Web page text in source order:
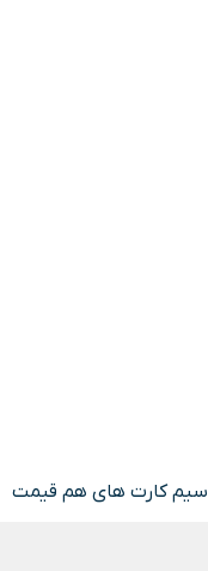
سیم کارت های هم قیمت